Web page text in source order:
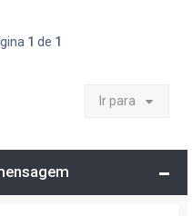
1 de 1
Ir para